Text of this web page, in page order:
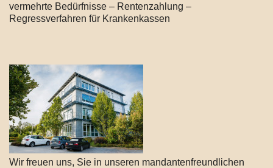
vermehrte Bedürfnisse – Rentenzahlung –
Regressverfahren für Krankenkassen
Wir freuen uns, Sie in unseren mandantenfreundlichen